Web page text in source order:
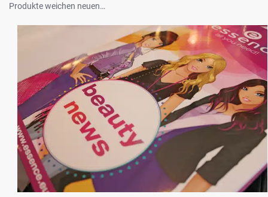
Produkte weichen neuen…